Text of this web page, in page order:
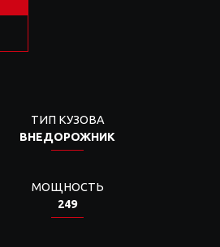
ТИП КУЗОВА
ВНЕДОРОЖНИК
МОЩНОСТЬ
249